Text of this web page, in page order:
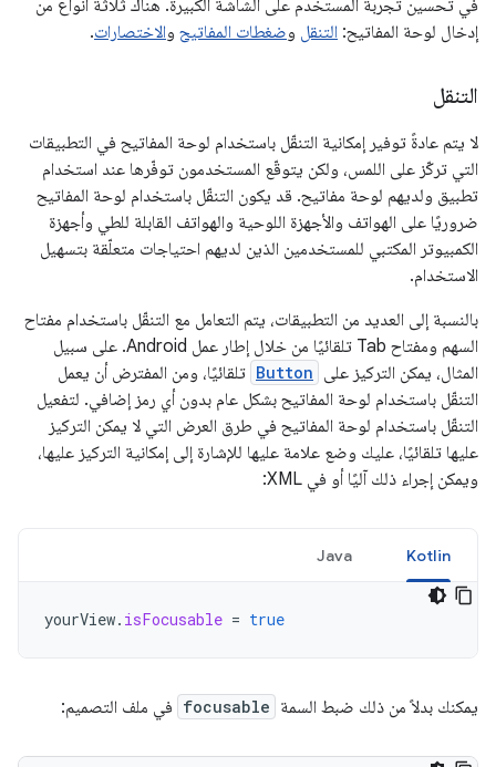
في تحسين تجربة المستخدم على الشاشة الكبيرة. هناك ثلاثة أنواع من
إدخال لوحة المفاتيح: التنقل وضغطات المفاتيح والاختصارات.
التنقل
لا يتم عادةً توفير إمكانية التنقّل باستخدام لوحة المفاتيح في التطبيقات
التي تركّز على اللمس، ولكن يتوقّع المستخدمون توفّرها عند استخدام
تطبيق ولديهم لوحة مفاتيح. قد يكون التنقّل باستخدام لوحة المفاتيح
ضروريًا على الهواتف والأجهزة اللوحية والهواتف القابلة للطي وأجهزة
الكمبيوتر المكتبي للمستخدمين الذين لديهم احتياجات متعلّقة بتسهيل
الاستخدام.
بالنسبة إلى العديد من التطبيقات، يتم التعامل مع التنقّل باستخدام مفتاح
السهم ومفتاح Tab تلقائيًا من خلال إطار عمل Android. على سبيل
المثال، يمكن التركيز على Button تلقائيًا، ومن المفترض أن يعمل
التنقّل باستخدام لوحة المفاتيح بشكل عام بدون أي رمز إضافي. لتفعيل
التنقّل باستخدام لوحة المفاتيح في طرق العرض التي لا يمكن التركيز
عليها تلقائيًا، عليك وضع علامة عليها للإشارة إلى إمكانية التركيز عليها،
ويمكن إجراء ذلك آليًا أو في XML:
Kotlin
Java
yourView. isFocusable = true
يمكنك بدلاً من ذلك ضبط السمة focusable في ملف التصميم: